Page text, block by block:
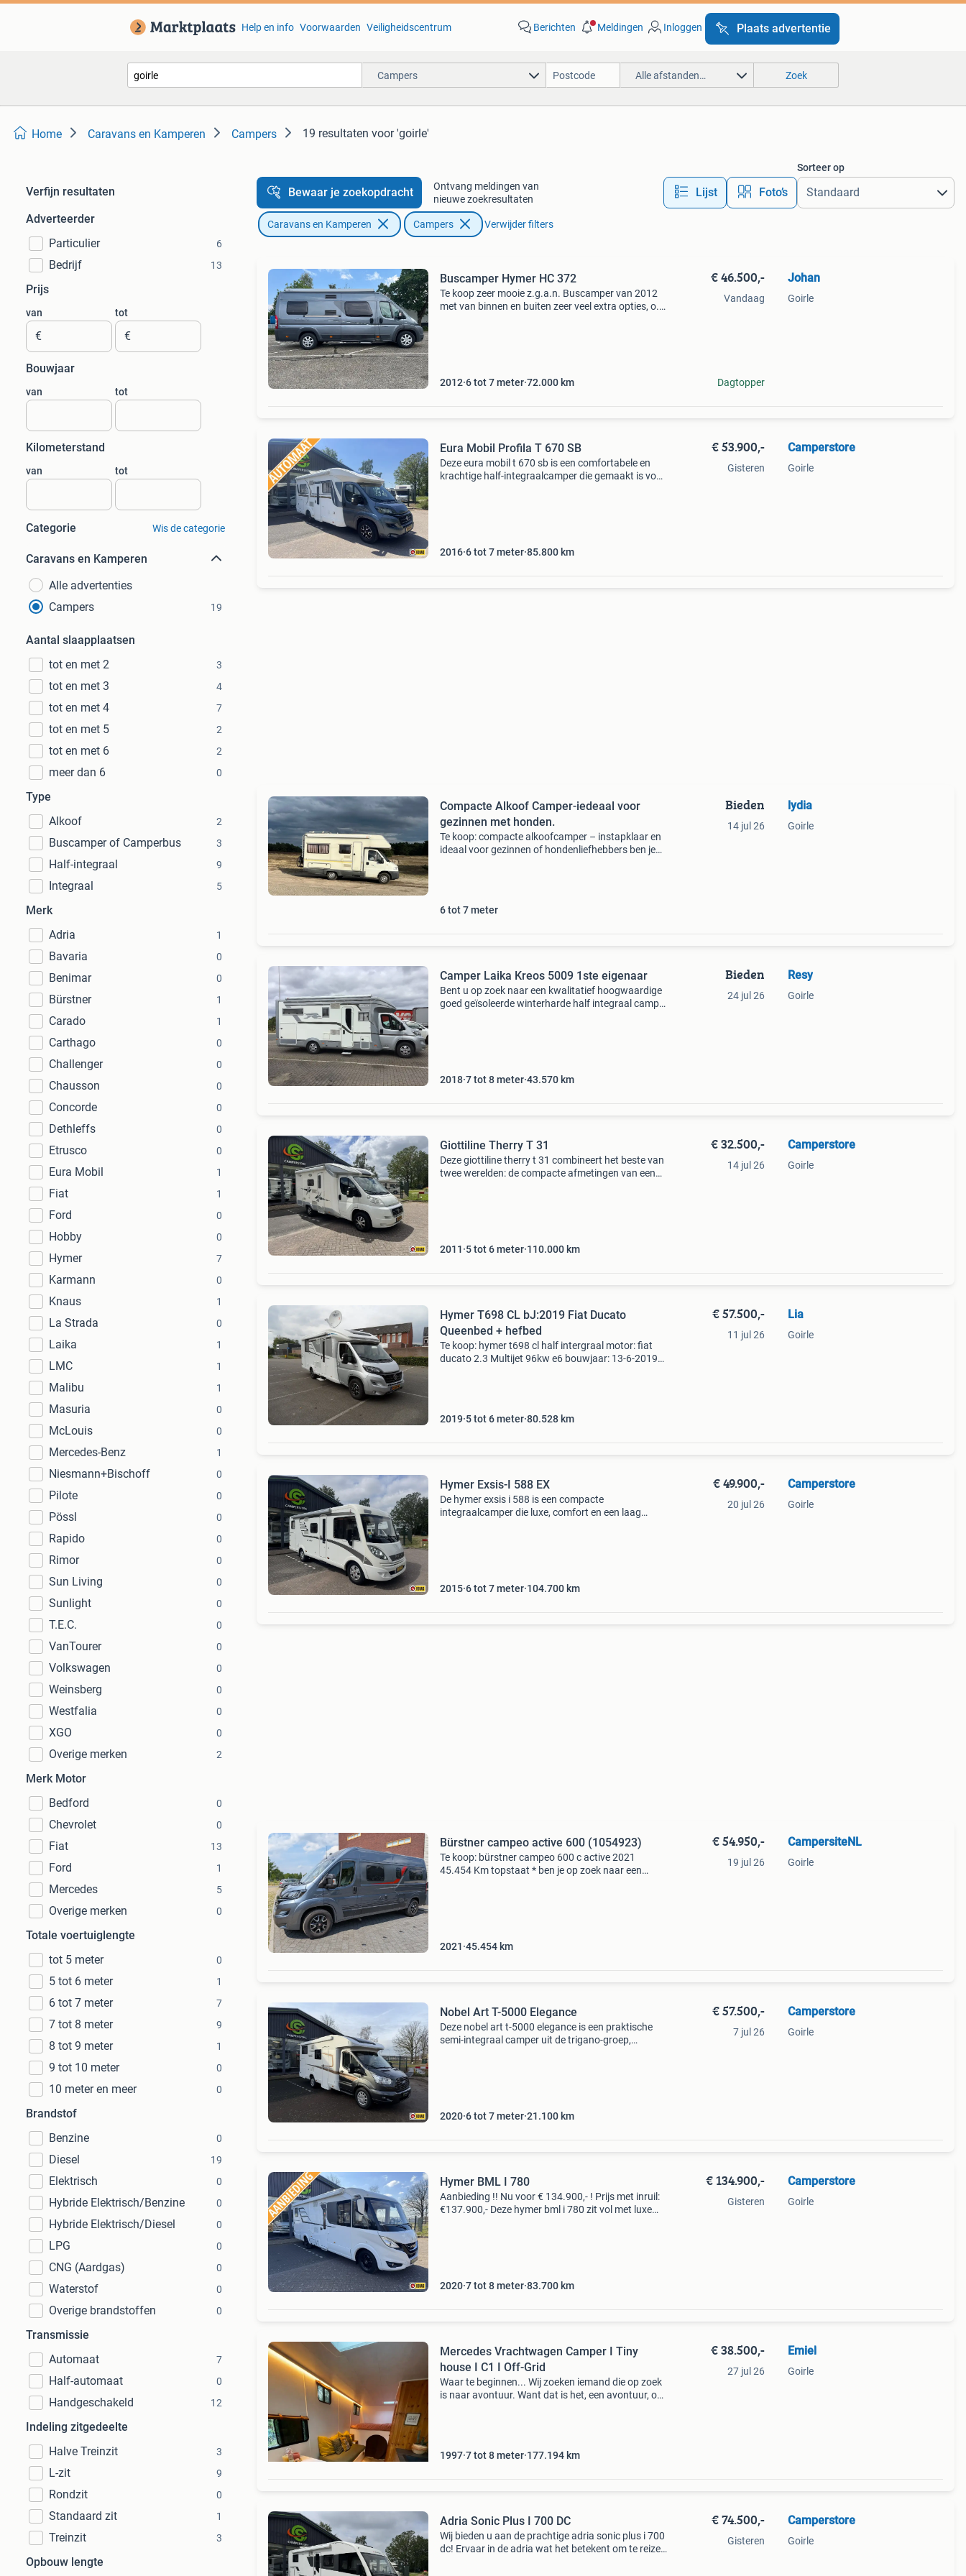
Help en info Voorwaarden Veiligheidscentrum Berichten Meldingen Inloggen Plaats advertentie
Campers Alle afstanden… Zoek
Home Caravans en Kamperen Campers 19 resultaten voor 'goirle'
Verfijn resultaten
Adverteerder
Particulier
6
Bedrijf 13
Prijs
van
€
tot
€
Bouwjaar
van tot
Kilometerstand
van tot
Categorie Wis de categorie
Caravans en Kamperen
Alle advertenties
Campers
19
Aantal slaapplaatsen
tot en met 2
3
tot en met 3 4
tot en met 4 7
tot en met 5 2
tot en met 6 2
meer dan 6 0
Type
Alkoof
2
Buscamper of Camperbus 3
Half-integraal 9
Integraal 5
Merk
Adria
1
Bavaria 0
Benimar 0
Bürstner 1
Carado 1
Carthago 0
Challenger 0
Chausson 0
Concorde 0
Dethleffs 0
Etrusco 0
Eura Mobil 1
Fiat 1
Ford 0
Hobby 0
Hymer 7
Karmann 0
Knaus 1
La Strada 0
Laika 1
LMC 1
Malibu 1
Masuria 0
McLouis 0
Mercedes-Benz 1
Niesmann+Bischoff 0
Pilote 0
Pössl 0
Rapido 0
Rimor 0
Sun Living 0
Sunlight 0
T.E.C. 0
VanTourer 0
Volkswagen 0
Weinsberg 0
Westfalia 0
XGO 0
Overige merken 2
Merk Motor
Bedford
0
Chevrolet 0
Fiat 13
Ford 1
Mercedes 5
Overige merken 0
Totale voertuiglengte
tot 5 meter
0
5 tot 6 meter 1
6 tot 7 meter 7
7 tot 8 meter 9
8 tot 9 meter 1
9 tot 10 meter 0
10 meter en meer 0
Brandstof
Benzine
0
Diesel 19
Elektrisch 0
Hybride Elektrisch/Benzine 0
Hybride Elektrisch/Diesel 0
LPG 0
CNG (Aardgas) 0
Waterstof 0
Overige brandstoffen 0
Transmissie
Automaat
7
Half-automaat 0
Handgeschakeld 12
Indeling zitgedeelte
Halve Treinzit
3
L-zit 9
Rondzit 0
Standaard zit 1
Treinzit 3
Opbouw lengte
Bewaar je zoekopdracht
Ontvang meldingen van
nieuwe zoekresultaten
Lijst Foto’s
Sorteer op
Caravans en Kamperen Campers Verwijder filters
Buscamper Hymer HC 372
Te koop zeer mooie z.g.a.n. Buscamper van 2012
met van binnen en buiten zeer veel extra opties, o.a.
2012 6 tot 7 meter 72.000 km
€ 46.500,-
Vandaag
Dagtopper
Johan
Goirle
Eura Mobil Profila T 670 SB
Deze eura mobil t 670 sb is een comfortabele en
krachtige half-integraalcamper die gemaakt is voor
2016 6 tot 7 meter 85.800 km
€ 53.900,-
Gisteren
Camperstore
Goirle
Compacte Alkoof Camper-iedeaal voor
gezinnen met honden.
Te koop: compacte alkoofcamper – instapklaar en
ideaal voor gezinnen of hondenliefhebbers ben je
6 tot 7 meter
Bieden
14 jul 26
lydia
Goirle
Camper Laika Kreos 5009 1ste eigenaar
Bent u op zoek naar een kwalitatief hoogwaardige
goed geïsoleerde winterharde half integraal camper
2018 7 tot 8 meter 43.570 km
Bieden
24 jul 26
Resy
Goirle
Giottiline Therry T 31
Deze giottiline therry t 31 combineert het beste van
twee werelden: de compacte afmetingen van een
2011 5 tot 6 meter 110.000 km
€ 32.500,-
14 jul 26
Camperstore
Goirle
Hymer T698 CL bJ:2019 Fiat Ducato
Queenbed + hefbed
Te koop: hymer t698 cl half intergraal motor: fiat
ducato 2.3 Multijet 96kw e6 bouwjaar: 13-6-2019
2019 5 tot 6 meter 80.528 km
€ 57.500,-
11 jul 26
Lia
Goirle
Hymer Exsis-I 588 EX
De hymer exsis i 588 is een compacte
integraalcamper die luxe, comfort en een laag
2015 6 tot 7 meter 104.700 km
€ 49.900,-
20 jul 26
Camperstore
Goirle
Bürstner campeo active 600 (1054923)
Te koop: bürstner campeo 600 c active 2021
45.454 Km topstaat * ben je op zoek naar een
2021 45.454 km
€ 54.950,-
19 jul 26
CampersiteNL
Goirle
Nobel Art T-5000 Elegance
Deze nobel art t-5000 elegance is een praktische
semi-integraal camper uit de trigano-groep,
2020 6 tot 7 meter 21.100 km
€ 57.500,-
7 jul 26
Camperstore
Goirle
Hymer BML I 780
Aanbieding !! Nu voor € 134.900,- ! Prijs met inruil:
€137.900,- Deze hymer bml i 780 zit vol met luxe
2020 7 tot 8 meter 83.700 km
€ 134.900,-
Gisteren
Camperstore
Goirle
Mercedes Vrachtwagen Camper I Tiny
house I C1 I Off-Grid
Waar te beginnen... Wij zoeken iemand die op zoek
is naar avontuur. Want dat is het, een avontuur, om
1997 7 tot 8 meter 177.194 km
€ 38.500,-
27 jul 26
Emiel
Goirle
Adria Sonic Plus I 700 DC
Wij bieden u aan de prachtige adria sonic plus i 700
dc! Ervaar in de adria wat het betekent om te reizen
€ 74.500,-
Gisteren
Camperstore
Goirle